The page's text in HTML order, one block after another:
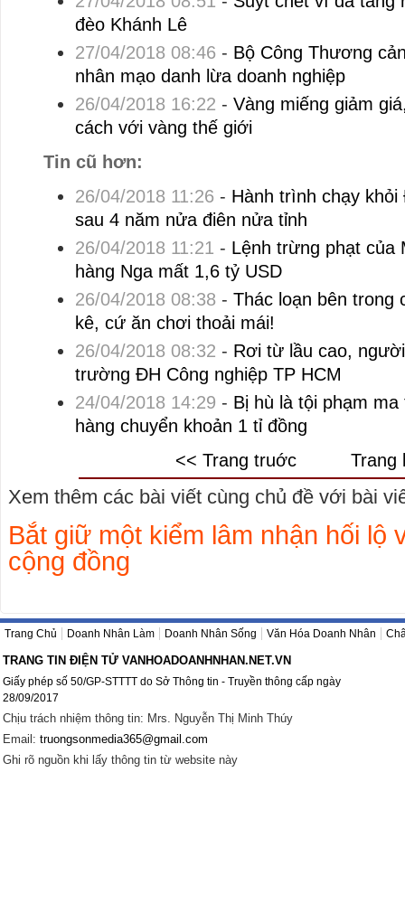
đèo Khánh Lê
27/04/2018 08:46 - Bộ Công Thương
nhân mạo danh lừa doanh nghiệp
26/04/2018 16:22 - Vàng miếng giảm
cách với vàng thế giới
Tin cũ hơn:
26/04/2018 11:26 - Hành trình chạy
sau 4 năm nửa điên nửa tỉnh
26/04/2018 11:21 - Lệnh trừng phạt của
hàng Nga mất 1,6 tỷ USD
26/04/2018 08:38 - Thác loạn bên trong
kê, cứ ăn chơi thoải mái!
26/04/2018 08:32 - Rơi từ lầu cao,
trường ĐH Công nghiệp TP HCM
24/04/2018 14:29 - Bị hù là tội phạm
hàng chuyển khoản 1 tỉ đồng
<< Trang truớc
Trang
Xem thêm các bài viết cùng chủ đề với bài
Bắt giữ một kiểm lâm nhận hối lộ
cộng đồng
Trang Chủ Doanh Nhân Làm Doanh Nhân Sống Văn Hóa Doanh Nhân
TRANG TIN ĐIỆN TỬ VANHOADOANHNHAN.NET.VN
Giấy phép số 50/GP-STTTT do Sở Thông tin - Truyền thông cấp ngày
28/09/2017
Chịu trách nhiệm thông tin: Mrs. Nguyễn Thị Minh Thúy
Email: truongsonmedia365@gmail.com
Ghi rõ nguồn khi lấy thông tin từ website này